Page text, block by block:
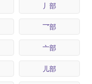
丿部
乛部
亠部
儿部